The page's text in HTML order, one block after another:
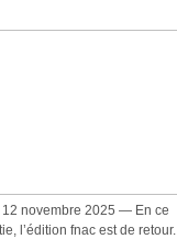
novembre 2025 — En ce
l’édition fnac est de retour.